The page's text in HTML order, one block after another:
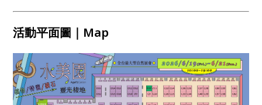
活動平面圖｜Map